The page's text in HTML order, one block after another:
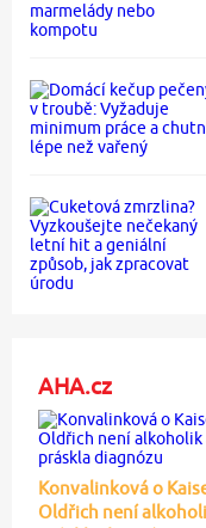
AHA.cz
Konvalinková o
Oldřich není